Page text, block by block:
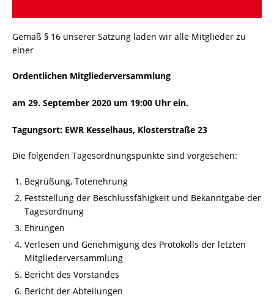
Gemäß § 16 unserer Satzung laden wir alle Mitglieder zu
einer
Ordentlichen Mitgliederversammlung
am 29. September 2020 um 19:00 Uhr ein.
Tagungsort: EWR Kesselhaus, Klosterstraße 23
Die folgenden Tagesordnungspunkte sind vorgesehen:
Begrüßung, Totenehrung
Feststellung der Beschlussfähigkeit und Bekanntgabe der
Tagesordnung
Ehrungen
Verlesen und Genehmigung des Protokolls der letzten
Mitgliederversammlung
Bericht des Vorstandes
Bericht der Abteilungen